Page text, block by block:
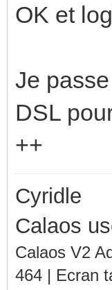
OK et
Je
DSL
++
Cyridle
Calaos
Calaos V2
464 | Ecran